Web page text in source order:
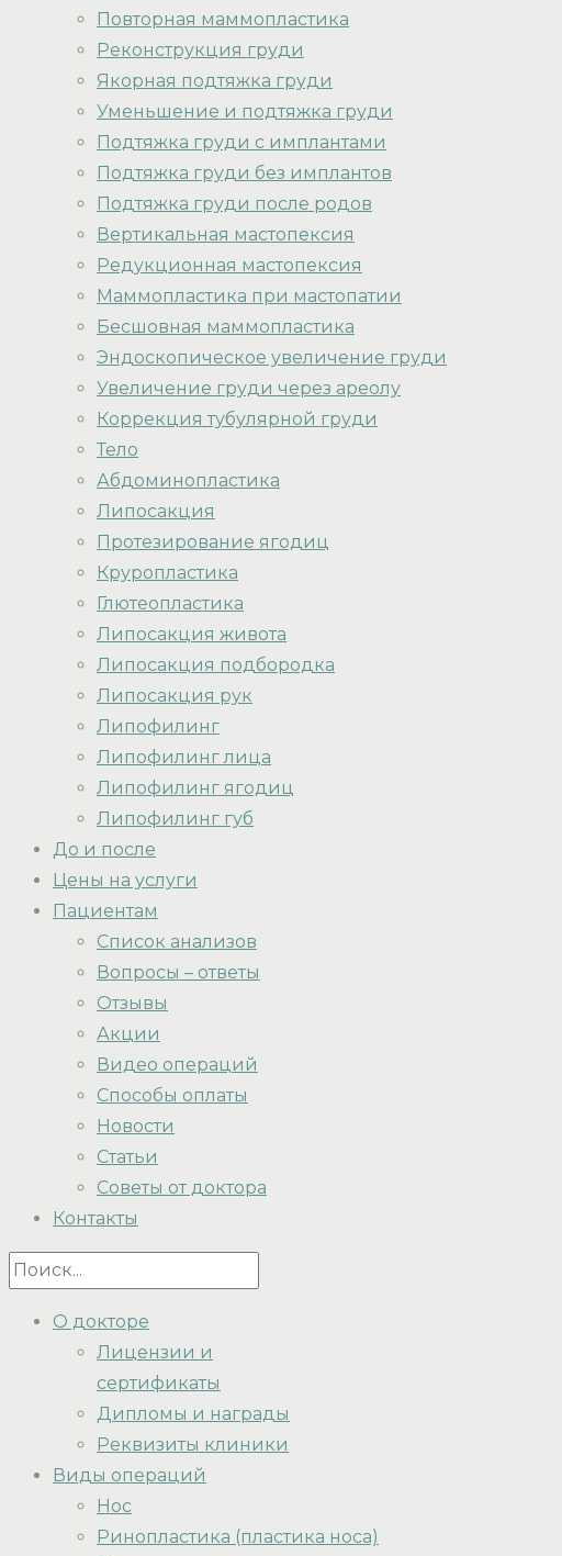
Повторная маммопластика
Реконструкция груди
Якорная подтяжка груди
Уменьшение и подтяжка груди
Подтяжка груди с имплантами
Подтяжка груди без имплантов
Подтяжка груди после родов
Вертикальная мастопексия
Редукционная мастопексия
Маммопластика при мастопатии
Бесшовная маммопластика
Эндоскопическое увеличение груди
Увеличение груди через ареолу
Коррекция тубулярной груди
Тело
Абдоминопластика
Липосакция
Протезирование ягодиц
Круропластика
Глютеопластика
Липосакция живота
Липосакция подбородка
Липосакция рук
Липофилинг
Липофилинг лица
Липофилинг ягодиц
Липофилинг губ
До и после
Цены на услуги
Пациентам
Список анализов
Вопросы – ответы
Отзывы
Акции
Видео операций
Способы оплаты
Новости
Статьи
Советы от доктора
Контакты
О докторе
Лицензии и
сертификаты
Дипломы и награды
Реквизиты клиники
Виды операций
Нос
Ринопластика (пластика носа)